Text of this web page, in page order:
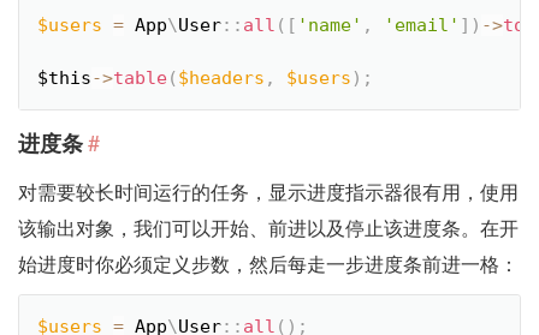
$users = App\User:: all ( [ 'name' , 'email' ] ) ->
$this->table( $headers , $users ) ;
进度条#
对需要较长时间运行的任务，显示进度指示器很有用，使用
该输出对象，我们可以开始、前进以及停止该进度条。在开
始进度时你必须定义步数，然后每走一步进度条前进一格：
$users = App\User:: all ( ) ;